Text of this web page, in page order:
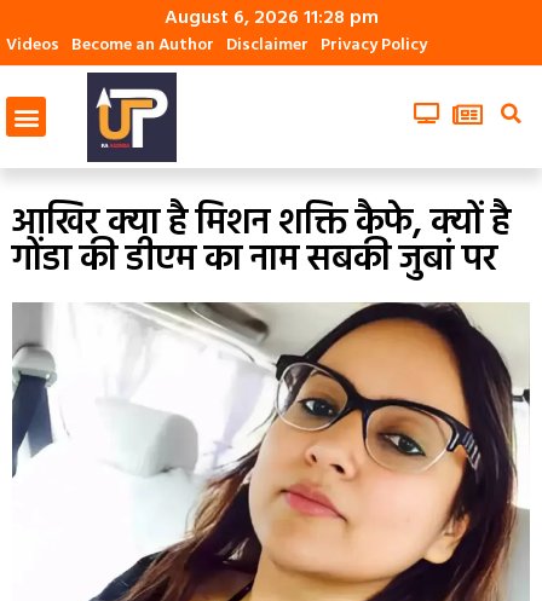
August 6, 2026 11:28 pm
Videos Become an Author Disclaimer Privacy Policy
आखिर क्‍या है मिशन शक्ति कैफे, क्‍यों है
गोंडा की डीएम का नाम सबकी जुबां पर